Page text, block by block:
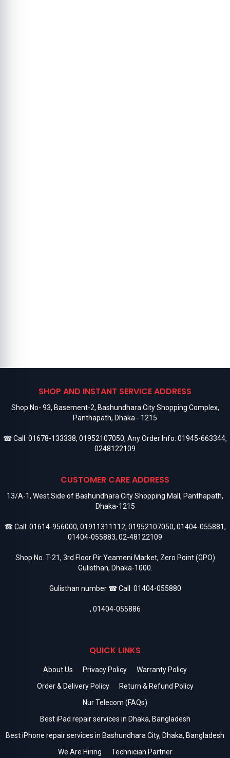
SHOP AND INSTANT SERVICE ADDRESS
Shop No- 93, Basement-2, Bashundhara City Shopping Complex,
Panthapath, Dhaka - 1215
☎ Call: 01678-133338, 01952107050, Any Order Info: 01945-663344,
0248122109
CUSTOMER CARE ADDRESS
13/A-1, West Side of Bashundhara City Shopping Mall, Panthapath,
Dhaka-1215
☎ Call: 01614-956000, 01911311112, 01952107050, 01404-055881,
01404-055883, 02-48122109
Shop No. T-21, 3rd Floor Pir Yeameni Market, Zero Point (GPO)
Gulisthan, Dhaka-1000.
Gulisthan number ☎ Call: 01404-055880
, 01404-055886
QUICK LINKS
About Us Privacy Policy
Warranty Policy
Order & Delivery Policy
Return & Refund Policy
Nur Telecom (FAQs)
Best iPad repair services in Dhaka, Bangladesh
Best iPhone repair services in Bashundhara City, Dhaka, Bangladesh
We Are Hiring
Technician Partner